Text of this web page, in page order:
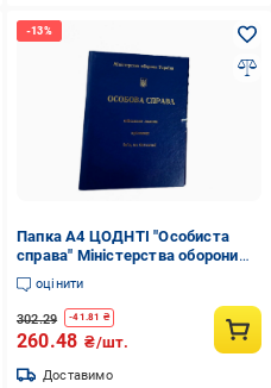
Папка А4 ЦОДНТІ "Особиста
справа" Міністерства оборони
України на зав'язках висота
корінця бумвініл 40 мм
оцінити
302.29 -41.81 ₴
260.48 ₴/шт.
Доставимо